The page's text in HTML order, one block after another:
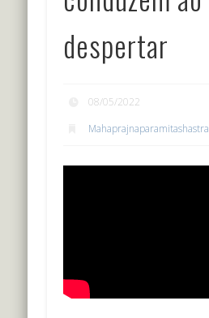
despertar
08/05/2022
Mahaprajnaparamitashastra